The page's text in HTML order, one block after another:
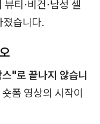
티·비건·남성 셀
습니다.
"로 끝나지 않습니
폼 영상의 시작이